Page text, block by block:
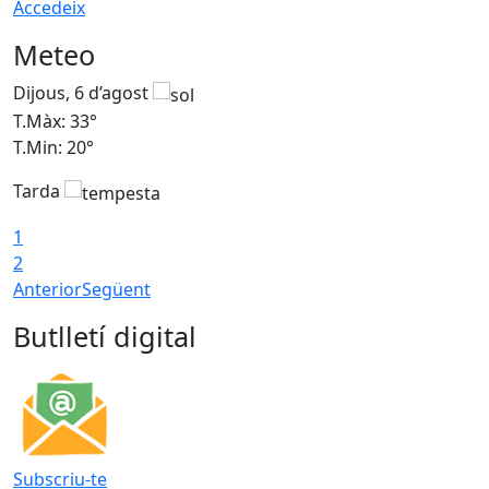
Accedeix
Meteo
Dijous, 6 d’agost
T.Màx: 33°
T.Min: 20°
Tarda
1
2
AnteriorSegüent
Butlletí digital
Subscriu-te